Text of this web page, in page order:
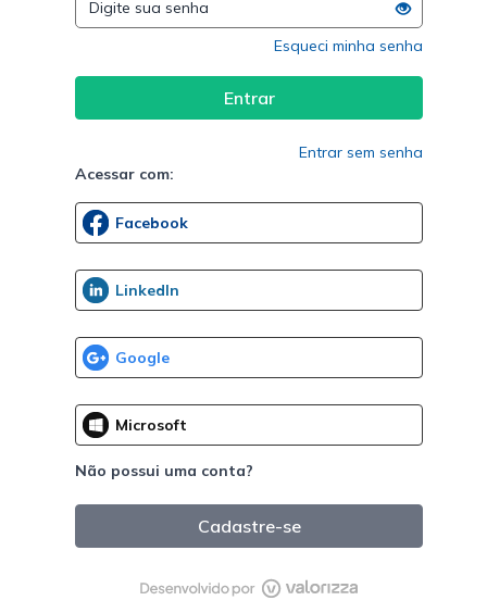
Esqueci minha senha
Entrar sem senha
Acessar com:
Não possui uma conta?